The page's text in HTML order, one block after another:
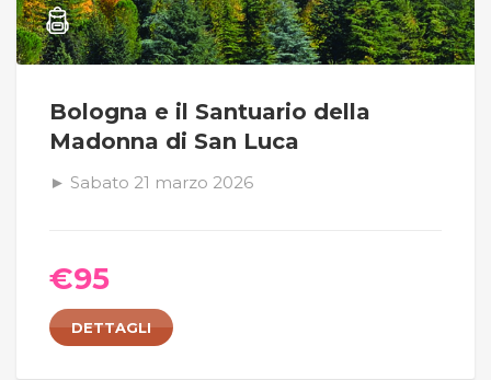
Bologna e il Santuario della
Madonna di San Luca
► Sabato 21 marzo 2026
€95
DETTAGLI